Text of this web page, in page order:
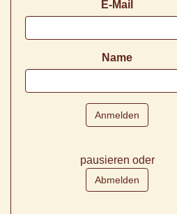
E-Mail
Name
pausieren oder